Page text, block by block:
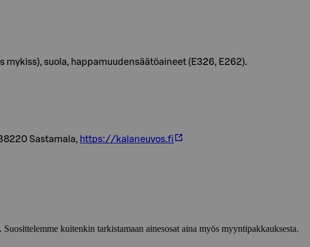
mykiss), suola, happamuudensäätöaineet (E326, E262).
Sastamala, https://kalaneuvos.fi
kuitenkin tarkistamaan ainesosat aina myös myyntipakkauksesta.